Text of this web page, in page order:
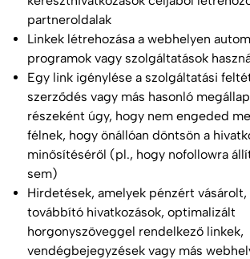
partneroldalak
Linkek létrehozása a webhelyen
programok vagy szolgáltatások
Egy link igénylése a szolgáltatási
szerződés vagy más hasonló
részeként úgy, hogy nem engeded
félnek, hogy önállóan döntsön a
minősítéséről (pl., hogy nofollowra
sem)
Hirdetések, amelyek pénzért
továbbító hivatkozások, optimalizált
horgonyszöveggel rendelkező linkek,
vendégbejegyzések vagy más